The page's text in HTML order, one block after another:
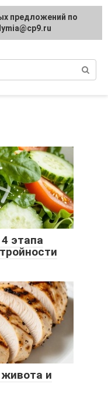
этапа
и
предложений по